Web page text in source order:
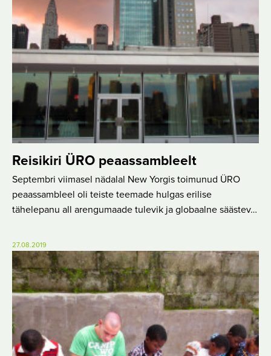
Reisikiri ÜRO peaassambleelt
Septembri viimasel nädalal New Yorgis toimunud ÜRO
peaassambleel oli teiste teemade hulgas erilise
tähelepanu all arengumaade tulevik ja globaalne säästev…
27.08.2019